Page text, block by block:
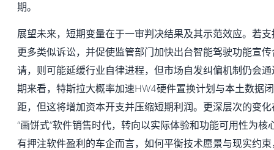
期。
展望未来，短期变量在于一审判决结果及其示范效应。若支
更多类似诉讼，并促使监管部门加快出台智能驾驶功能宣
请，则可能延缓行业自律进程，但市场自发纠偏机制仍会
期来看，特斯拉大概率加速HW4硬件置换计划与本土数据
距，但这将增加资本开支并压缩短期利润。更深层次的变
“画饼式”软件销售时代，转向以实际体验和功能可用性为
有押注软件盈利的车企而言，如何平衡技术愿景与现实约